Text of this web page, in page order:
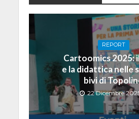
REPORT
Cartoomics 2025:
e la didattica nelle
bivi di
22 Dicembre